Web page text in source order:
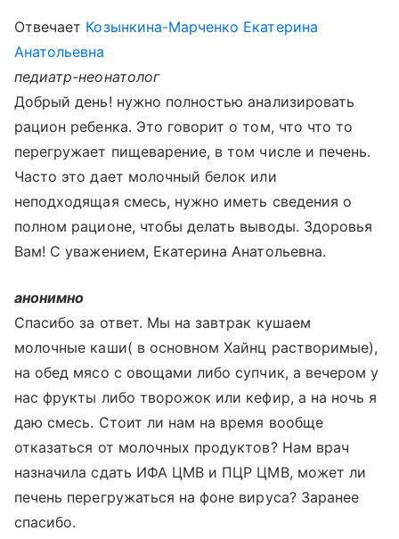
Отвечает Козынкина-Марченко Екатерина
Анатольевна
педиатр-неонатолог
Добрый день! нужно полностью анализировать
рацион ребенка. Это говорит о том, что что то
перегружает пищеварение, в том числе и печень.
Часто это дает молочный белок или
неподходящая смесь, нужно иметь сведения о
полном рационе, чтобы делать выводы. Здоровья
Вам! С уважением, Екатерина Анатольевна.
анонимно
Спасибо за ответ. Мы на завтрак кушаем
молочные каши( в основном Хайнц растворимые),
на обед мясо с овощами либо супчик, а вечером у
нас фрукты либо творожок или кефир, а на ночь я
даю смесь. Стоит ли нам на время вообще
отказаться от молочных продуктов? Нам врач
назначила сдать ИФА ЦМВ и ПЦР ЦМВ, может ли
печень перегружаться на фоне вируса? Заранее
спасибо.